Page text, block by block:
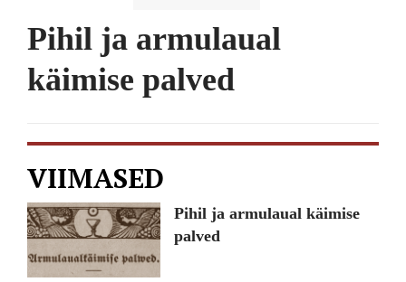
Pihil ja armulaual
käimise palved
VIIMASED
Pihil ja armulaual käimise
palved